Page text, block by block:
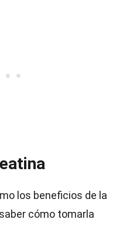
los beneficios de la
cómo tomarla